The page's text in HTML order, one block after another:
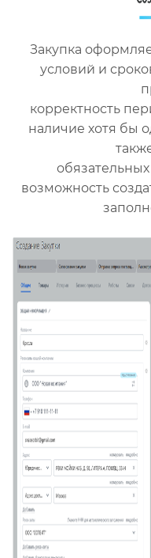
Закупка
условий и
корректность
наличие хотя бы
возможность